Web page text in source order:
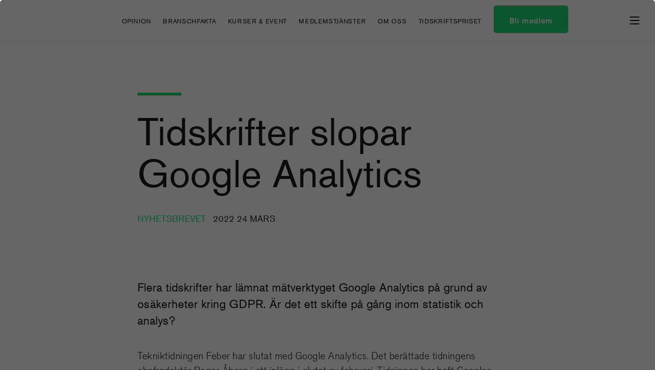
OPINION BRANSCHFAKTA KURSER & EVENT MEDLEMSTJÄNSTER OM OSS TIDSKRIFTSPRISET Bli medlem
Tidskrifter slopar
Google Analytics
NYHETSBREVET 2022 24 MARS
Flera tidskrifter har lämnat mätverktyget Google Analytics på grund av
osäkerheter kring GDPR. Är det ett skifte på gång inom statistik och
analys?
Tekniktidningen Feber har slutat med Google Analytics. Det berättade tidningens